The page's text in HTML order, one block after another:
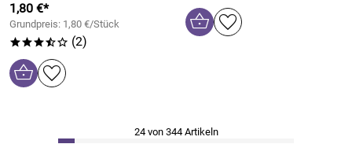
1,80 €*
Grundpreis: 1,80 €/Stück
***/o (2)
24 von 344 Artikeln